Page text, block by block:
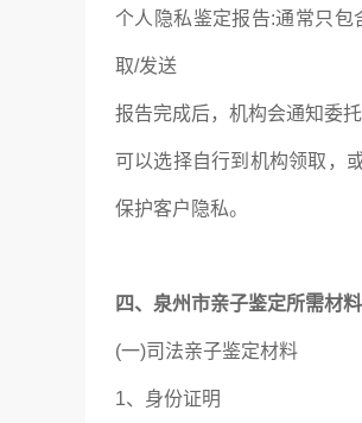
个人隐私鉴定报告:通常只
取/发送
报告完成后，机构会通知委托
可以选择自行到机构领取，
保护客户隐私。
四、泉州市亲子鉴定所需材料
(一)司法亲子鉴定材料
1、身份证明